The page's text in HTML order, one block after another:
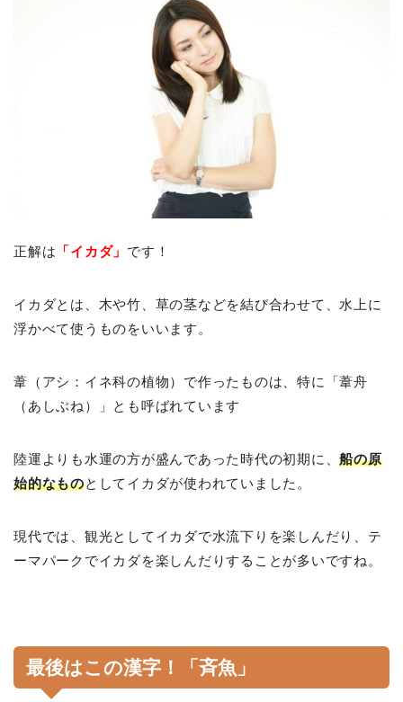
正解は 「イカダ」 です！
イカダとは、木や竹、草の茎などを結び合わせて、水上に
浮かべて使うものをいいます。
葦（アシ：イネ科の植物）で作ったものは、特に「葦舟
（あしぶね）」とも呼ばれています
陸運よりも水運の方が盛んであった時代の初期に、船の原
始的なものとしてイカダが使われていました。
現代では、観光としてイカダで水流下りを楽しんだり、テ
ーマパークでイカダを楽しんだりすることが多いですね。
最後はこの漢字！「斉魚」